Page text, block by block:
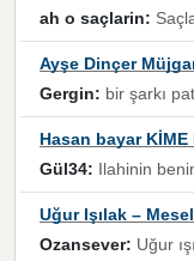
ah o saçlarin: Saçlarım tel tel
Ayşe Dinçer
Gergin: bir şarkı patlıyor ve o şarkıyı millet her paylaşımın altına koyuyor ve öyle
Hasan bayar KİME
Gül34: Ilahinin benim için çok özel bir yeri var İlk çıktığında komşum ne kadar yüksek sesle dinliyorsa
Uğur Işılak –
Ozansever: Uğur ışılak hayrani olarak eski